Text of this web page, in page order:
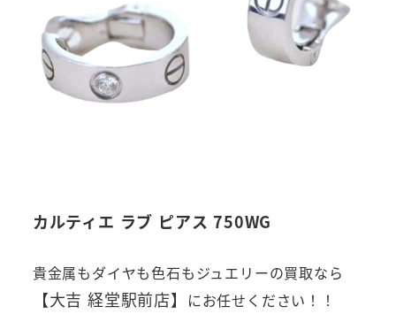
カルティエ ラブ ピアス 750WG
貴金属もダイヤも色石もジュエリーの買取なら
【大吉 経堂駅前店】 にお任せください！！